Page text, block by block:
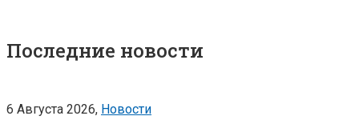
Последние новости
6 Августа 2026, Новости